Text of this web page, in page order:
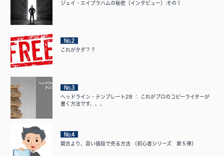
ジェイ・エイブラハムの秘密（インタビュー）:その１
No.2
これがタダ？？
No.3
ヘッドライン・テンプレート28 ： これがプロのコピーライターが
書く方法です、、、
No.4
競合より、高い値段で売る方法 （初心者シリーズ 第５弾）